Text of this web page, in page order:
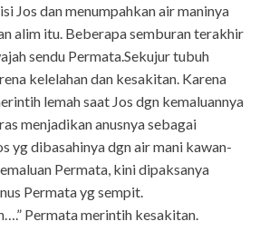
Jos dan menumpahkan air maninya
alim itu. Beberapa semburan terakhir
sendu Permata.Sekujur tubuh
kelelahan dan kesakitan. Karena
lemah saat Jos dgn kemaluannya
menjadikan anusnya sebagai
yg dibasahinya dgn air mani kawan-
Permata, kini dipaksanya
Permata yg sempit.
Permata merintih kesakitan.